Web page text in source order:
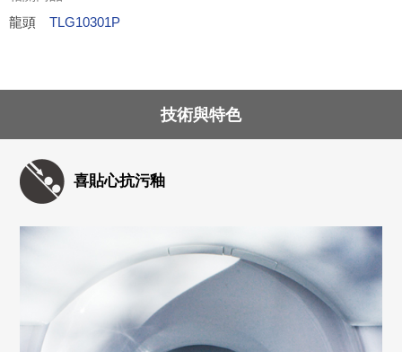
龍頭 TLG10301P
技術與特色
喜貼心抗污釉